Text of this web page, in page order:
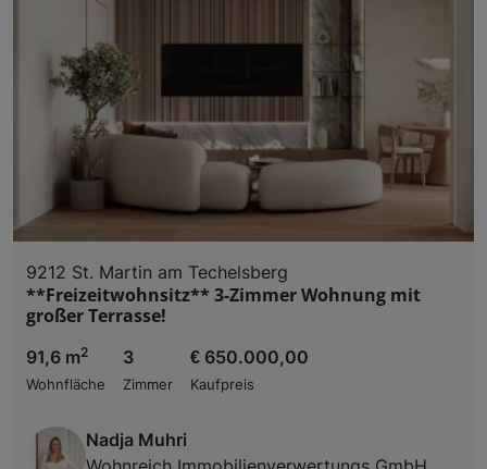
9212 St. Martin am Techelsberg
**Freizeitwohnsitz** 3-Zimmer Wohnung mit
großer Terrasse!
91,6 m2
Wohnfläche
3
Zimmer
€ 650.000,00
Kaufpreis
Nadja Muhri